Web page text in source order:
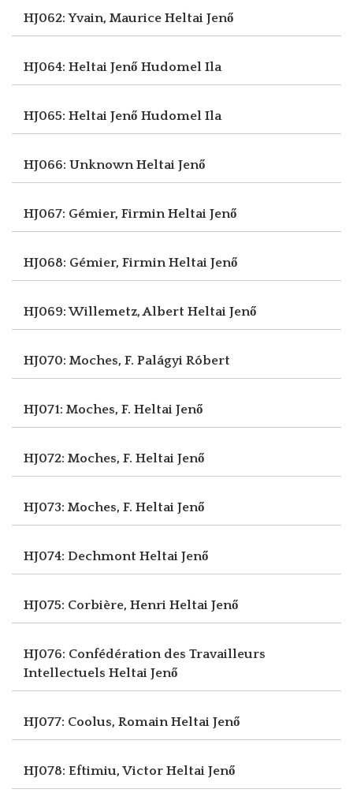
HJ062: Yvain, Maurice Heltai Jenő
HJ064: Heltai Jenő Hudomel Ila
HJ065: Heltai Jenő Hudomel Ila
HJ066: UnknownHeltai Jenő
HJ067: Gémier, FirminHeltai Jenő
HJ068: Gémier, FirminHeltai Jenő
HJ069: Willemetz, Albert Heltai Jenő
HJ070: Moches, F. Palágyi Róbert
HJ071: Moches, F. Heltai Jenő
HJ072: Moches, F. Heltai Jenő
HJ073: Moches, F. Heltai Jenő
HJ074: Dechmont Heltai Jenő
HJ075: Corbière, Henri Heltai Jenő
HJ076: Confédération des Travailleurs
Intellectuels Heltai Jenő
HJ077: Coolus, RomainHeltai Jenő
HJ078: Eftimiu, Victor Heltai Jenő